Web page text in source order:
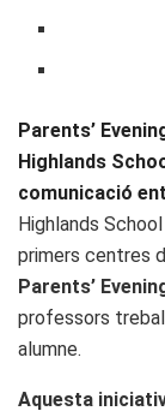
Parents’
Highlands
comunicació
Highlands
primers centres
Parents’
professors
alumne.
Aquesta